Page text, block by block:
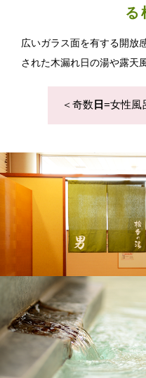
る
広いガラス面を有する開放
された木漏れ日の湯や露天
＜奇数 日=女性風